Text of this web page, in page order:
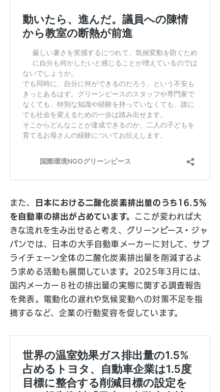
また、
日本における二酸化炭素排出量のうち16.5％
を自動車の排出が占めています。
ここが変われば大
きな流れを生み出せると考え、グリーンピース・ジャ
パンでは、日本の大手自動車メーカーに対して、サプ
ライチェーン全体の二酸化炭素排出量を削減するよ
う求める活動も展開しています。2025年3月には、
国内メーカー８社の排出量の実態に関する調査報告
を発表。電動化の遅れや気候変動への対策不足を指
摘するなど、企業の行動変容を促しています。